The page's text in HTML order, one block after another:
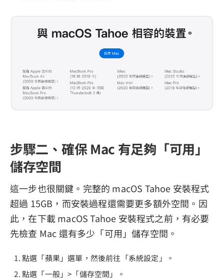
步驟二、確保 Mac 有足夠「可用」
儲存空間
這一步也很關鍵。完整的 macOS Tahoe 安裝程式
超過 15GB，而安裝過程還需要更多額外空間。因
此，在下載 macOS Tahoe 安裝程式之前，有必要
先檢查 Mac 還有多少「可用」儲存空間。
點選「蘋果」選單，然後前往「系統設定」。
點選「一般」>「儲存空間」。